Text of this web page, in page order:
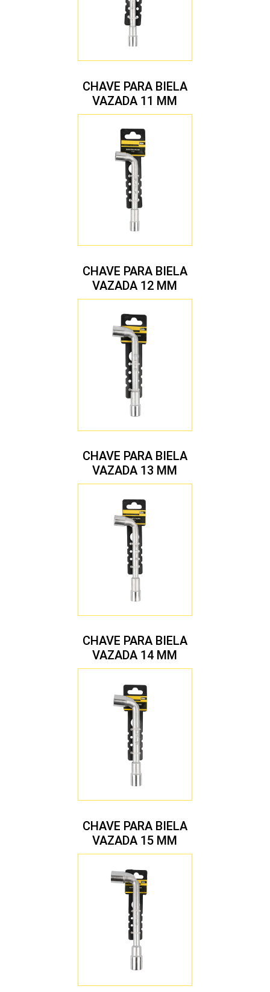
CHAVE PARA BIELA
VAZADA 11 MM
CHAVE PARA BIELA
VAZADA 12 MM
CHAVE PARA BIELA
VAZADA 13 MM
CHAVE PARA BIELA
VAZADA 14 MM
CHAVE PARA BIELA
VAZADA 15 MM